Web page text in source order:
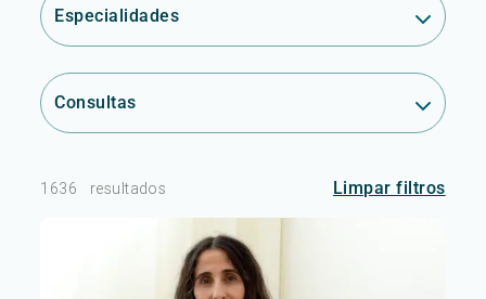
Especialidades
Consultas
1636 resultados Limpar filtros